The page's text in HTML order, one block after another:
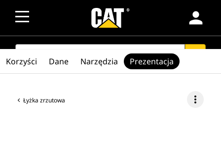
person
SEARCH
Łyżka zrzutowa more_vert
Korzyści Dane Narzędzia Prezentacja